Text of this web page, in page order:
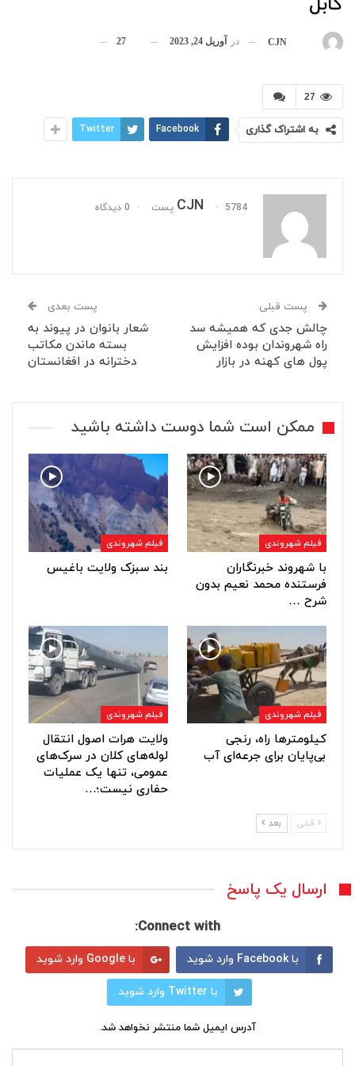
CJN در آوریل 24, 2023 27
27
به اشتراک گذاری Facebook
Twitter
CJN 5784 پست 0 دیدگاه
پست قبلی
چالش جدی که همیشه سد
راه شهروندان بوده افزایش
پول های کهنه در بازار
پست بعدی
شعار بانوان در پیوند به
بسته ماندن مکاتب
دخترانه در افغانستان
ممکن است شما دوست داشته باشید
فیلم شهروندی
با شهروند خبرنگاران
فرستنده محمد نعیم بدون
شرح …
فیلم شهروندی
بند سبزک ولایت باغیس
فیلم شهروندی
کیلومترها راه، رنجی
بی‌پایان برای جرعه‌ای آب
فیلم شهروندی
ولایت هرات اصول انتقال
لوله‌های کلان در سرک‌های
عمومی، تنها یک عملیات
حفاری نیست؛…
قبلی بعد
ارسال یک پاسخ
Connect with:
با Facebook وارد شوید با Google وارد شوید
با Twitter وارد شوید
آدرس ایمیل شما منتشر نخواهد شد.